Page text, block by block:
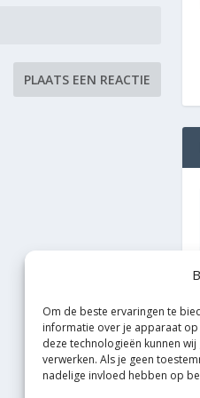
Om de beste ervaringen te
informatie over je apparaat
deze technologieën kunnen
verwerken. Als je geen
nadelige invloed hebben op